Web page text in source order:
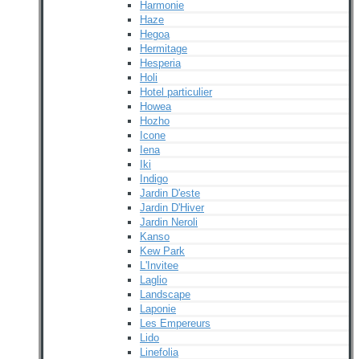
Harmonie
Haze
Hegoa
Hermitage
Hesperia
Holi
Hotel particulier
Howea
Hozho
Icone
Iena
Iki
Indigo
Jardin D'este
Jardin D'Hiver
Jardin Neroli
Kanso
Kew Park
L'Invitee
Laglio
Landscape
Laponie
Les Empereurs
Lido
Linefolia